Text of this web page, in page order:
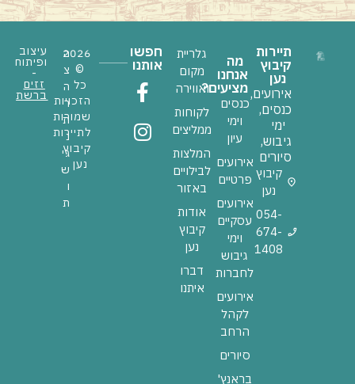
תיירות
קיבוץ
נען
אירועים,
כנסים,
ימי
גיבוש,
סיורים
קיבוץ
נען
054-
674-
1408
מה
אנחנו
מציעים?
כנסים
וימי
עיון
אירועים
פרטיים
אירועים
עסקיים
וימי
גיבוש
לחברות
אירועים
לקהל
הרחב
סיורים
בראנץ'
גלריית
מקום
ואווירה
לקוחות
ממליצים
המלצות
לבילויים
באזור
אודות
קיבוץ
נען
דברו
איתנו
חפשו
אותנו
2026
©
כל
הזכויות
שמורות
לתיירות
קיבוץ
נען
ה
צ
ה
ר
ת
נ
גי
ש
ו
ת
עיצוב
ופיתוח
-
זזים
ברשת